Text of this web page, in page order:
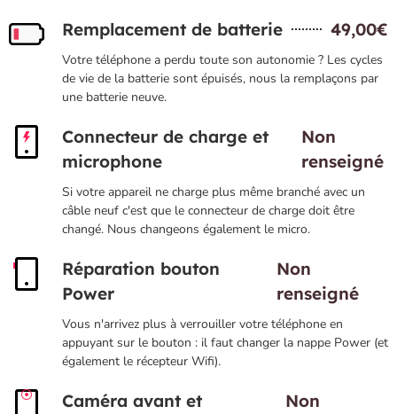
Remplacement de batterie 49,00€
Votre téléphone a perdu toute son autonomie ? Les cycles
de vie de la batterie sont épuisés, nous la remplaçons par
une batterie neuve.
Connecteur de charge et
microphone
Non
renseigné
Si votre appareil ne charge plus même branché avec un
câble neuf c'est que le connecteur de charge doit être
changé. Nous changeons également le micro.
Réparation bouton
Power
Non
renseigné
Vous n'arrivez plus à verrouiller votre téléphone en
appuyant sur le bouton : il faut changer la nappe Power (et
également le récepteur Wifi).
Caméra avant et
Non